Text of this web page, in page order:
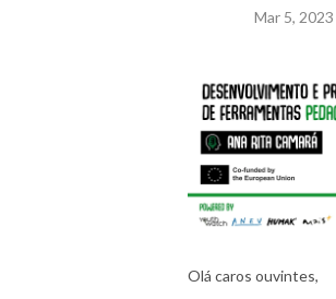
Mar 5, 2023
Olá caros ouvintes,